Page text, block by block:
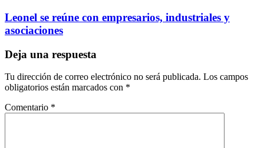
Leonel se reúne con empresarios, industriales y
asociaciones
Deja una respuesta
Tu dirección de correo electrónico no será publicada. Los campos
obligatorios están marcados con *
Comentario *